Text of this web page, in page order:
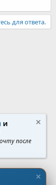
для ответа.
и
после